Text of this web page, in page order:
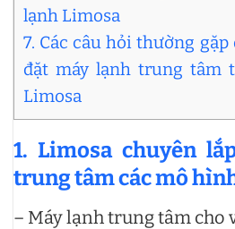
lạnh Limosa
7. Các câu hỏi thường
đặt máy lạnh trung tâm
Limosa
1. Limosa chuyên
trung tâm các mô
– Máy lạnh trung tâm cho